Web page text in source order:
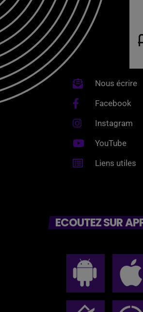
Nous écrire
Facebook
Instagram
YouTube
Liens utiles
ECOUTEZ SUR